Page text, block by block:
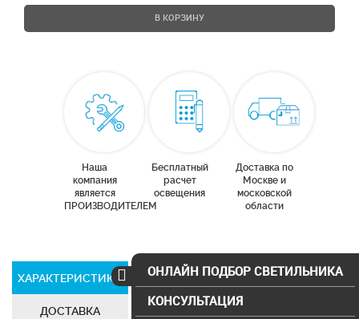
В КОРЗИНУ
Наша
компания
является
ПРОИЗВОДИТЕЛЕМ
Бесплатный
расчет
освещения
Доставка по
Москве и
московской
области
ХАРАКТЕРИСТИКИ СЕРТИФИКАТЫ
ДОСТАВКА
ОНЛАЙН ПОДБОР СВЕТИЛЬНИКА
КОНСУЛЬТАЦИЯ